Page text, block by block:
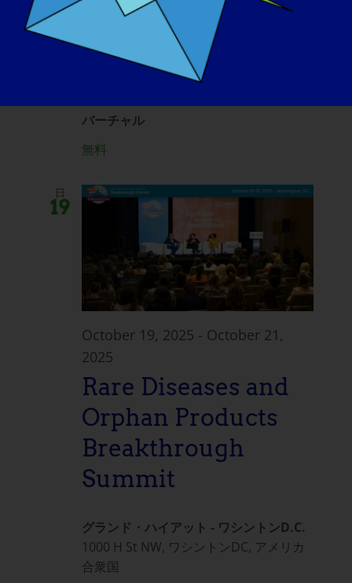
後3時
Global Advocacy
Meeting
バーチャル
無料
日
19
October 19, 2025 - October 21,
2025
Rare Diseases and
Orphan Products
Breakthrough
Summit
グランド・ハイアット - ワシントンD.C.
1000 H St NW, ワシントンDC, アメリカ
合衆国